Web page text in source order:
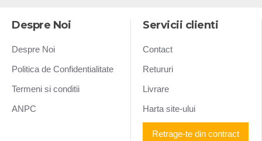
Despre Noi
Despre Noi
Politica de Confidentialitate
Termeni si conditii
ANPC
Servicii clienti
Contact
Retururi
Livrare
Harta site-ului
Retrage-te din contract